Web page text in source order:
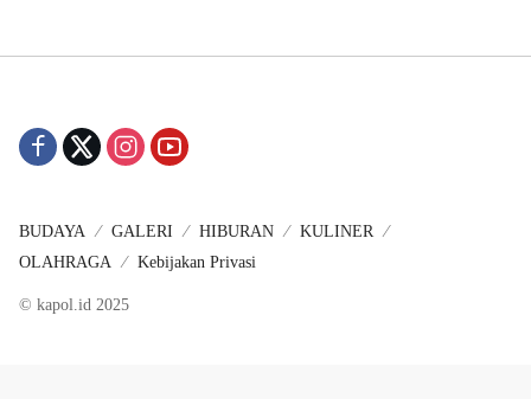
BUDAYA GALERI HIBURAN
KULINER
OLAHRAGA
Kebijakan Privasi
© kapol.id 2025